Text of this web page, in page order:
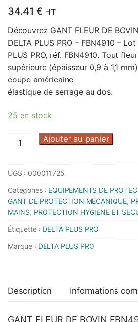
34.41 € HT
Découvrez GANT FLEUR DE
DELTA PLUS PRO – FBN4910 –
PLUS PRO, réf. FBN4910. Tout
supérieure (épaisseur 0,9 à 1,1 mm)
coupe américaine
élastique de serrage au dos.
25 en stock
quantité
FLEUR
DE
BOVIN
FBN49
T10
DELTA
-
FBN4910
Ajouter au panier
UGS : 000011725
Catégories : EQUIPEMENTS DE
GANT DE PROTECTION MECANIQUE,
MAINS, PROTECTION HYGIENE ET
Étiquette : DELTA PLUS PRO
Marque : DELTA PLUS PRO
Description Informations
GANT FLEUR DE BOVIN